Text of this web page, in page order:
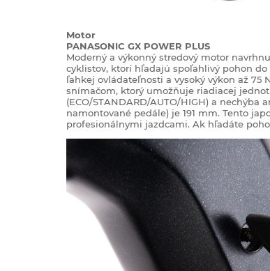
Motor
PANASONIC GX POWER PLUS
Moderný a výkonný stredový motor
cyklistov, ktorí hľadajú spoľahlivý pohon
ľahkej ovládateľnosti a vysoký výkon až 75
snímačom, ktorý umožňuje riadiacej
(ECO/STANDARD/AUTO/HIGH) a
namontované pedále) je 191 mm. Tento
profesionálnymi jazdcami. Ak hľadáte